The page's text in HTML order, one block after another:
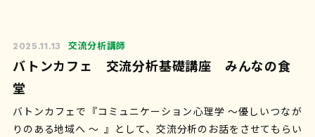
2025.11.13 交流分析講師
バトンカフェ 交流分析基礎講座 みんなの食
堂
バトンカフェで『コミュニケーション心理学 〜優しいつなが
りのある地域へ ～ 』として、交流分析のお話をさせてもらい